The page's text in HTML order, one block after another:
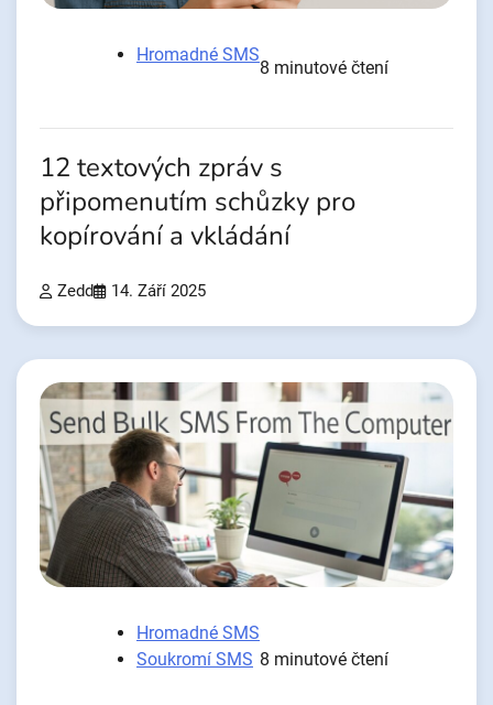
Hromadné SMS
8 minutové čtení
12 textových zpráv s
připomenutím schůzky pro
kopírování a vkládání
Zedd 14. Září 2025
Hromadné SMS
Soukromí SMS 8 minutové čtení